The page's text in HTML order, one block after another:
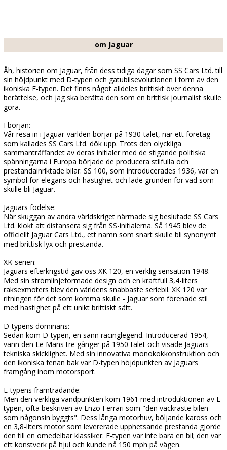
om Jaguar
Åh, historien om Jaguar, från dess tidiga dagar som SS Cars Ltd. till
sin höjdpunkt med D-typen och gatubilsevolutionen i form av den
ikoniska E-typen. Det finns något alldeles brittiskt över denna
berättelse, och jag ska berätta den som en brittisk journalist skulle
göra.
I början:
Vår resa in i Jaguar-världen börjar på 1930-talet, när ett företag
som kallades SS Cars Ltd. dök upp. Trots den olyckliga
sammanträffandet av deras initialer med de stigande politiska
spänningarna i Europa började de producera stilfulla och
prestandainriktade bilar. SS 100, som introducerades 1936, var en
symbol för elegans och hastighet och lade grunden för vad som
skulle bli Jaguar.
Jaguars födelse:
När skuggan av andra världskriget närmade sig beslutade SS Cars
Ltd. klokt att distansera sig från SS-initialerna. Så 1945 blev de
officiellt Jaguar Cars Ltd., ett namn som snart skulle bli synonymt
med brittisk lyx och prestanda.
XK-serien:
Jaguars efterkrigstid gav oss XK 120, en verklig sensation 1948.
Med sin strömlinjeformade design och en kraftfull 3,4-liters
raksexmoters blev den världens snabbaste seriebil. XK 120 var
ritningen för det som komma skulle - Jaguar som förenade stil
med hastighet på ett unikt brittiskt sätt.
D-typens dominans:
Sedan kom D-typen, en sann racinglegend. Introducerad 1954,
vann den Le Mans tre gånger på 1950-talet och visade Jaguars
tekniska skicklighet. Med sin innovativa monokokkonstruktion och
den ikoniska fenan bak var D-typen höjdpunkten av Jaguars
framgång inom motorsport.
E-typens framträdande:
Men den verkliga vändpunkten kom 1961 med introduktionen av E-
typen, ofta beskriven av Enzo Ferrari som "den vackraste bilen
som någonsin byggts". Dess långa motorhuv, böljande kaross och
en 3,8-liters motor som levererade upphetsande prestanda gjorde
den till en omedelbar klassiker. E-typen var inte bara en bil; den var
ett konstverk på hjul och kunde nå 150 mph på vägen.